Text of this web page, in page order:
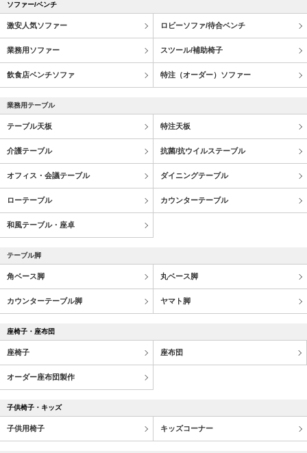
ソファー/ベンチ
激安人気ソファー ロビーソファ/待合ベンチ
業務用ソファー スツール/補助椅子
飲食店ベンチソファ 特注（オーダー）ソファー
業務用テーブル
テーブル天板 特注天板
介護テーブル 抗菌/抗ウイルステーブル
オフィス・会議テーブル ダイニングテーブル
ローテーブル カウンターテーブル
和風テーブル・座卓
テーブル脚
角ベース脚 丸ベース脚
カウンターテーブル脚 ヤマト脚
座椅子・座布団
座椅子 座布団
オーダー座布団製作
子供椅子・キッズ
子供用椅子 キッズコーナー